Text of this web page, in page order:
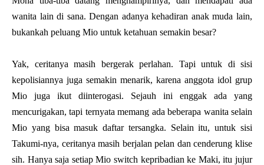
wanita lain di sana. Dengan adanya kehadiran anak muda lain,
bukankah peluang Mio untuk ketahuan semakin besar?
Yak, ceritanya masih bergerak perlahan. Tapi untuk di sisi
kepolisiannya juga semakin menarik, karena anggota idol grup
Mio juga ikut diinterogasi. Sejauh ini enggak ada yang
mencurigakan, tapi ternyata memang ada beberapa wanita selain
Mio yang bisa masuk daftar tersangka. Selain itu, untuk sisi
Takumi-nya, ceritanya masih berjalan pelan dan cenderung klise
sih. Hanya saja setiap Mio switch kepribadian ke Maki, itu jujur